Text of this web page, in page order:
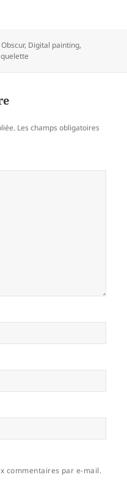
, Digital painting,
Les champs obligatoires
commentaires par e-mail.